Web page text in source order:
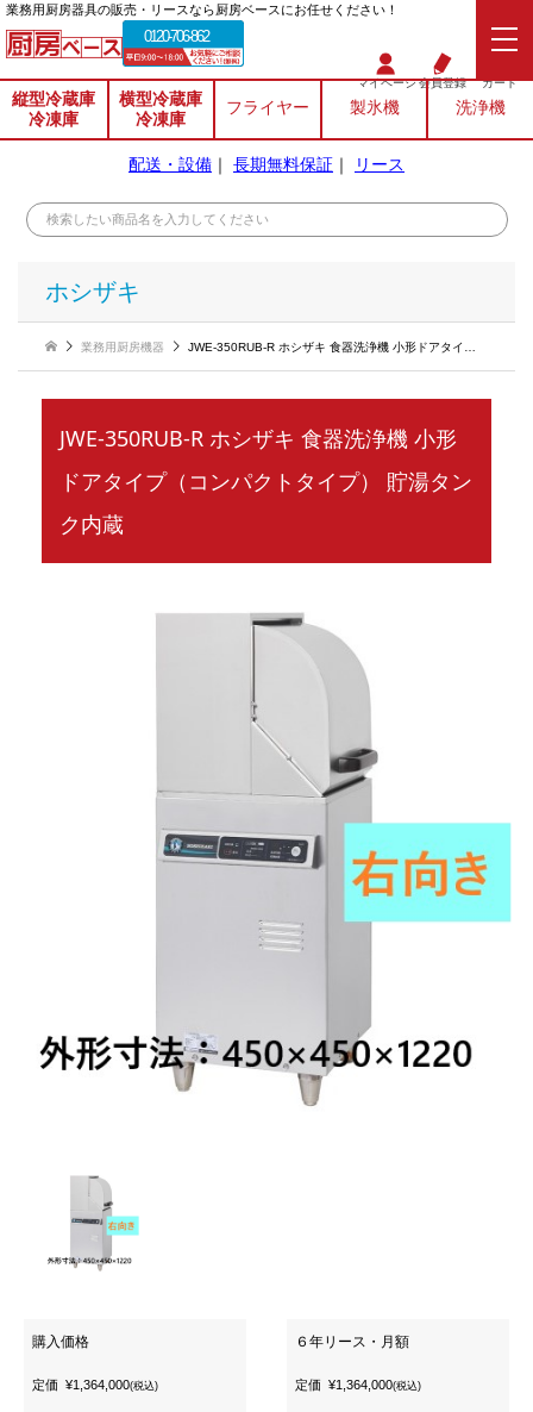
業務⽤厨房器具の販売・リースなら厨房ベースにお任せください！
0120-706-862
マイページ会員登録 カート
縦型冷蔵庫
冷凍庫
横型冷蔵庫
冷凍庫
フライヤー 製氷機 洗浄機
配送・設備 ｜ 長期無料保証 ｜ リース
ホシザキ
業務用厨房機器 JWE-350RUB-R ホシザキ 食器洗浄機 小形ドアタイプ（コンパクトタイプ） 貯湯タンク内蔵
JWE-350RUB-R ホシザキ 食器洗浄機 小形
ドアタイプ（コンパクトタイプ） 貯湯タン
ク内蔵
購入価格
定価 ¥1,364,000(税込)
６年リース・月額
定価 ¥1,364,000(税込)